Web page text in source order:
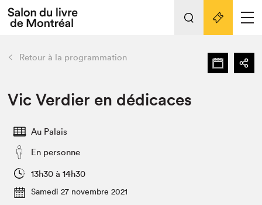
L'événement
Préparer sa visite au Salon
Actualités
SLM PRO
retour Nos activités
Préparer sa visite
Salon au Palais
Liens pratiques
Retour à la programmation
Vic Verdier en dédicaces
Au Palais
En personne
13h30 à 14h30
Samedi 27 novembre 2021